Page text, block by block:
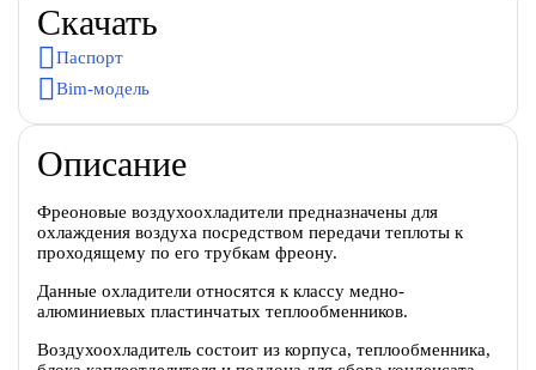
Скачать
Паспорт
Bim-модель
Описание
Фреоновые воздухоохладители предназначены для
охлаждения воздуха посредством передачи теплоты к
проходящему по его трубкам фреону.
Данные охладители относятся к классу медно-
алюминиевых пластинчатых теплообменников.
Воздухоохладитель состоит из корпуса, теплообменника,